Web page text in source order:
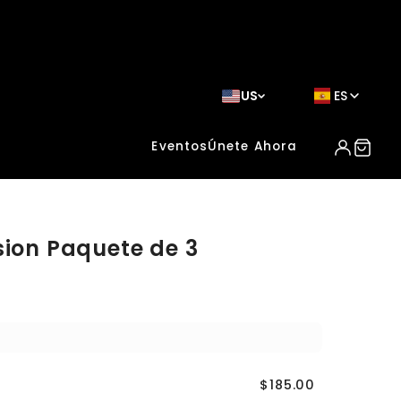
US ES
EventosÚnete Ahora
Paquete de 3
$185.00